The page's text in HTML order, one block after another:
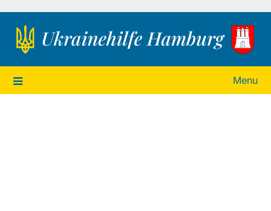
Ukrainehilfe Hamburg
Menu